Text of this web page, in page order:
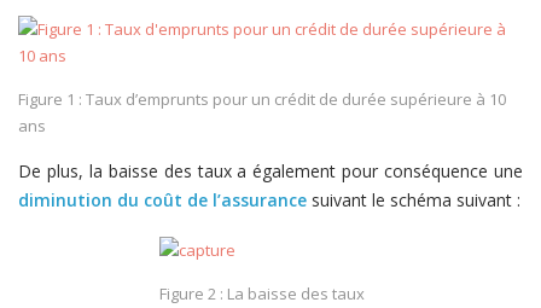
Figure 1 : Taux d’emprunts pour un crédit de durée supérieure à 10
ans
De plus, la baisse des taux a également pour conséquence une
diminution du coût de l’assurance suivant le schéma suivant :
Figure 2 : La baisse des taux